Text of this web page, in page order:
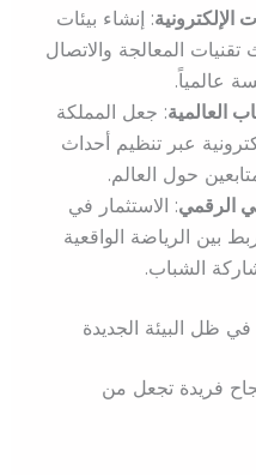
: إنشاء بيئات
المعالجة والاتصال
عالمياً.
العالمية: جعل المملكة
عبر تنظيم أحداث
حول العالم.
الرقمي: الاستثمار في
بين الرياضة الواقعية
الشباب.
ظل البيئة الجديدة
فريدة تجعل من